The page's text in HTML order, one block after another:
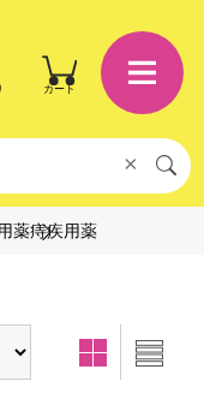
カート
×
薬痔疾用薬